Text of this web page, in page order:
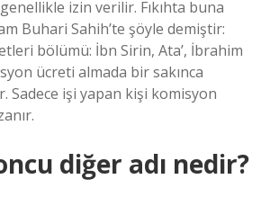
genellikle izin verilir. Fıkıhta buna
Buhari Sahih’te şöyle demiştir:
bölümü: İbn Sirin, Ata’, İbrahim
ücreti almada bir sakınca
Sadece işi yapan kişi komisyon
diğer adı nedir?